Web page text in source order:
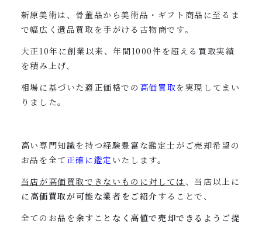
新原美術は、骨董品から美術品・ギフト商品に至るま
で幅広く遺品買取を手がける古物商です。
大正10年に創業以来、年間1000件を超える買取実績
を積み上げ、
相場に基づいた適正価格での 高価買取を実現してまい
りました。
高い専門知識を持つ経験豊富な鑑定士がご売却希望の
お品を全て 正確に鑑定 いたします。
当店が高価買取できないものに対しては、当店以上に
に 高価買取が可能な業者をご紹介 することで、
全てのお品を余すことなく高値で売却できるようご提